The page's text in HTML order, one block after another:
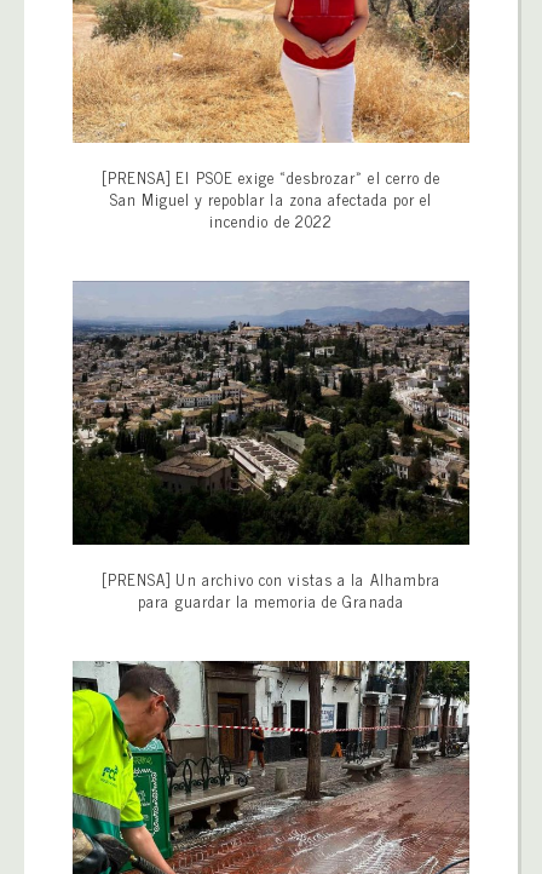
[PRENSA] El PSOE exige «desbrozar» el cerro de
San Miguel y repoblar la zona afectada por el
incendio de 2022
[PRENSA] Un archivo con vistas a la Alhambra
para guardar la memoria de Granada